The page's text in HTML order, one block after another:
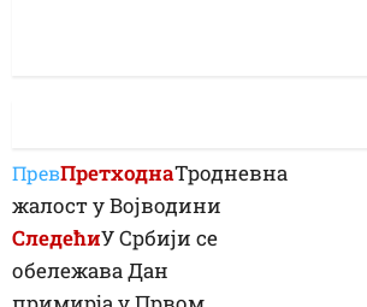
ПревПретходнаТродневна
жалост у Војводини
СледећиУ Србији се
обележава Дан